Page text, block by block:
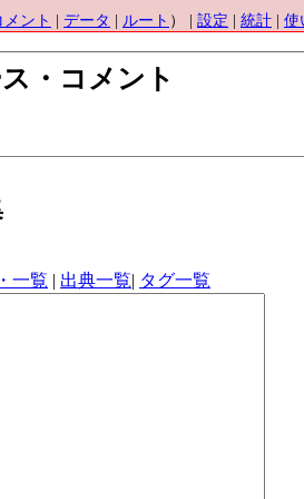
メント データ ルート ） | 設定 統計 使
・コメント
一覧 | 出典一覧| タグ一覧